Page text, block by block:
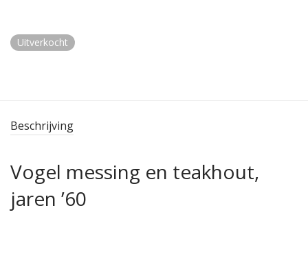
Uitverkocht
Beschrijving
Vogel messing en teakhout,
jaren ’60